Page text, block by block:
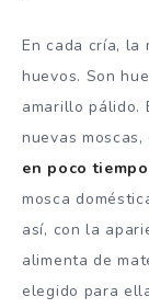
En cada cría, la
huevos. Son
amarillo pálido.
nuevas
en poco tiempo
mosca
así, con la
alimenta de
elegido para